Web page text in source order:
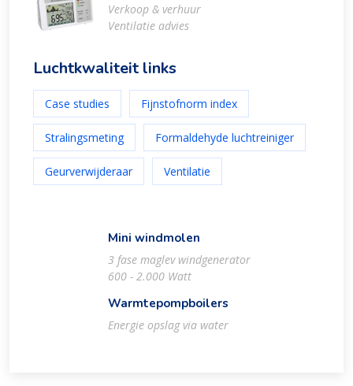
Verkoop & verhuur
Ventilatie advies
Luchtkwaliteit links
Case studies Fijnstofnorm index
Stralingsmeting Formaldehyde luchtreiniger
Geurverwijderaar Ventilatie
Mini windmolen
3 fase maglev windgenerator
600 - 2.000 Watt
Warmtepompboilers
Energie opslag via water